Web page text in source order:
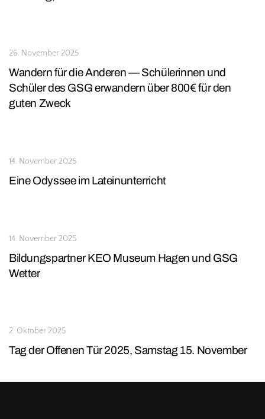
26. November 2025
Wandern für die Anderen — Schülerinnen und
Schüler des GSG erwandern über 800€ für den
guten Zweck
14. November 2025
Eine Odyssee im Lateinunterricht
14. November 2025
Bildungspartner KEO Museum Hagen und GSG
Wetter
2. Oktober 2025
Tag der Offenen Tür 2025, Samstag 15. November